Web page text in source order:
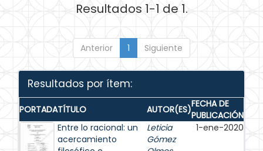
Resultados 1-1 de 1.
Anterior 1 Siguiente
Resultados por ítem:
PORTADATÍTULO AUTOR(ES)FECHA DE
PUBLICACIÓN
Entre lo racional: un
acercamiento
Leticia
Gómez
1-ene-2020